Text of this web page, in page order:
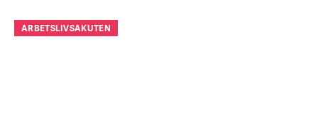
ARBETSLIVSAKUTEN